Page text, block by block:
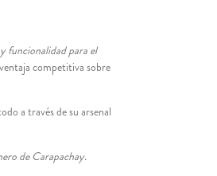
funcionalidad para el
competitiva sobre
a través de su arsenal
de Carapachay.